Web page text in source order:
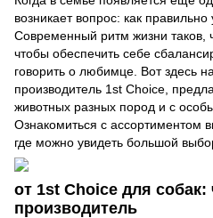
возникает вопрос: как
Современный ритм жизни таков,
чтобы обеспечить себе
говорить о любимце. Вот здесь
производитель 1st Choice,
животных разных пород и с
Ознакомиться с ассортиментом
где можно увидеть большой
от 1st Choice для собак:
производитель